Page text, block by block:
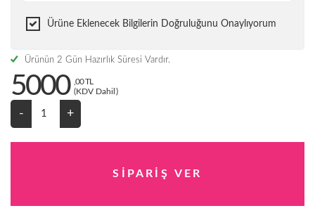
Ürüne Eklenecek Bilgilerin Doğruluğunu Onaylıyorum
Ürünün 2 Gün Hazırlık Süresi Vardır.
5000
,00 TL
(KDV Dahil)
+
-